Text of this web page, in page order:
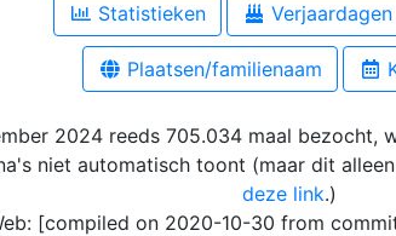
Statistieken Verjaardagen
Plaatsen/familienaam
2024 reeds 705.034 maal bezocht,
niet automatisch toont (maar dit
deze link.)
[compiled on 2020-10-30 from